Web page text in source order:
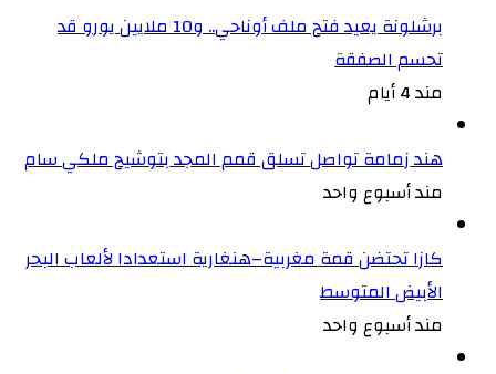
برشلونة يعيد فتح ملف أوناحي.. و10 ملايين يورو قد
تحسم الصفقة
مند 4 أيام
هند زمامة تواصل تسلق قمم المجد بتوشيح ملكي سام
مند أسبوع واحد
كازا تحتضن قمة مغربية–هنغارية استعدادا لألعاب البحر
الأبيض المتوسط
مند أسبوع واحد